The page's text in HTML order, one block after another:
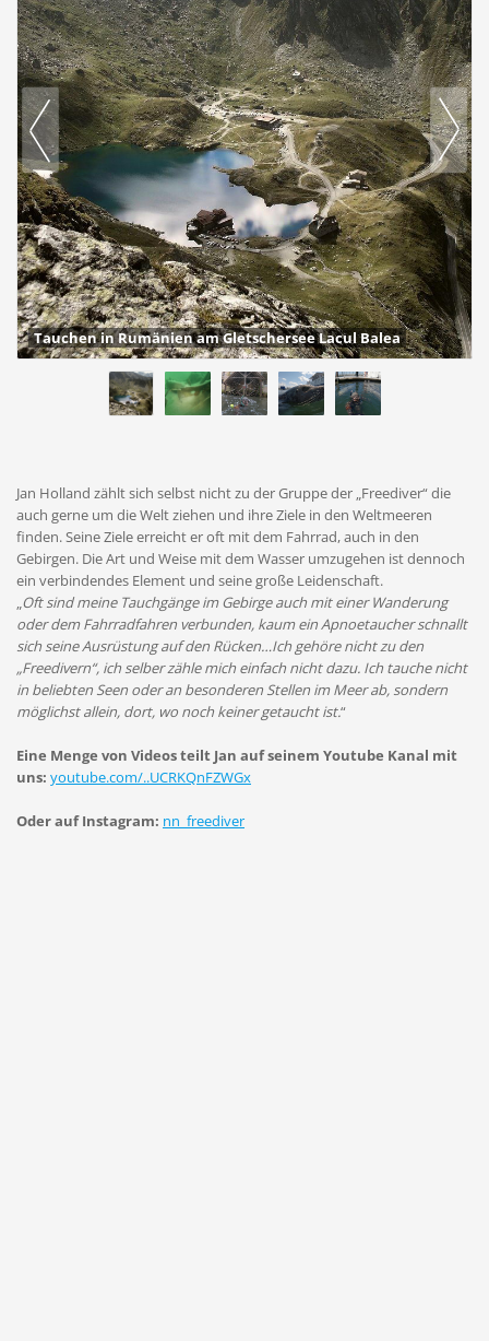
Tauchen in Rumänien am Gletschersee Lacul Balea
Jan Holland zählt sich selbst nicht zu der Gruppe der „Freediver“ die
auch gerne um die Welt ziehen und ihre Ziele in den Weltmeeren
finden. Seine Ziele erreicht er oft mit dem Fahrrad, auch in den
Gebirgen. Die Art und Weise mit dem Wasser umzugehen ist dennoch
ein verbindendes Element und seine große Leidenschaft.
„Oft sind meine Tauchgänge im Gebirge auch mit einer Wanderung
oder dem Fahrradfahren verbunden, kaum ein Apnoetaucher schnallt
sich seine Ausrüstung auf den Rücken…Ich gehöre nicht zu den
„Freedivern“, ich selber zähle mich einfach nicht dazu. Ich tauche nicht
in beliebten Seen oder an besonderen Stellen im Meer ab, sondern
möglichst allein, dort, wo noch keiner getaucht ist.“
Eine Menge von Videosteilt Jan auf seinem Youtube Kanal mit
uns: youtube.com/..UCRKQnFZWGx
Oder auf Instagram: nn_freediver